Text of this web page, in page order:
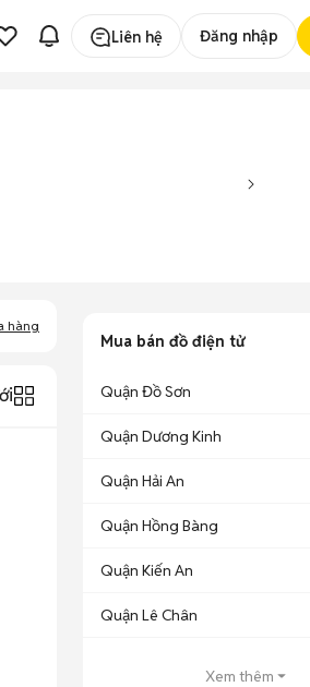
Liên hệ Đăng nhập
hàng
Mua bán đồ điện tử
Quận Đồ Sơn
Quận Dương Kinh
Quận Hải An
Quận Hồng Bàng
Quận Kiến An
Quận Lê Chân
Xem thêm